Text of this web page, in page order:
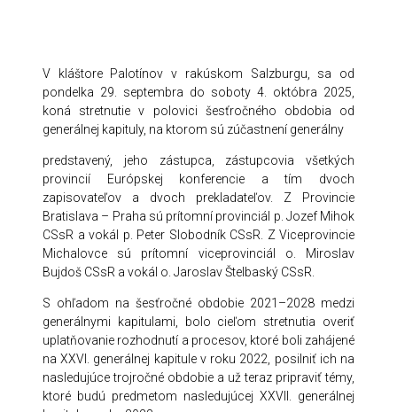
V kláštore Palotínov v rakúskom Salzburgu, sa od
pondelka 29. septembra do soboty 4. októbra 2025,
koná stretnutie v polovici šesťročného obdobia od
generálnej kapituly, na ktorom sú zúčastnení generálny
predstavený, jeho zástupca, zástupcovia všetkých
provincií Európskej konferencie a tím dvoch
zapisovateľov a dvoch prekladateľov. Z Provincie
Bratislava – Praha sú prítomní provinciál p. Jozef Mihok
CSsR a vokál p. Peter Slobodník CSsR. Z Viceprovincie
Michalovce sú prítomní viceprovinciál o. Miroslav
Bujdoš CSsR a vokál o. Jaroslav Štelbaský CSsR.
S ohľadom na šesťročné obdobie 2021–2028 medzi
generálnymi kapitulami, bolo cieľom stretnutia overiť
uplatňovanie rozhodnutí a procesov, ktoré boli zahájené
na XXVI. generálnej kapitule v roku 2022, posilniť ich na
nasledujúce trojročné obdobie a už teraz pripraviť témy,
ktoré budú predmetom nasledujúcej XXVII. generálnej